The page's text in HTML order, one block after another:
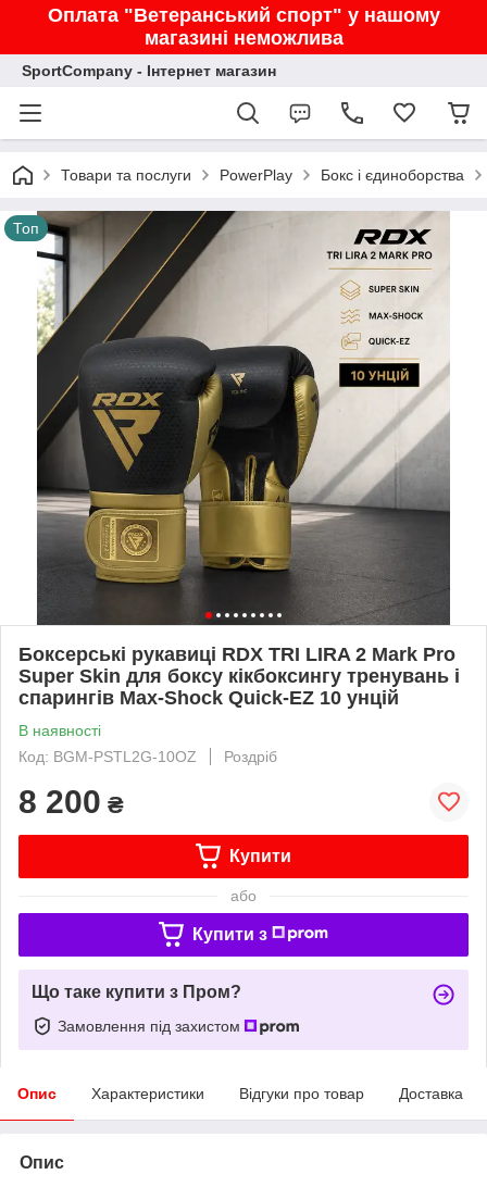
Оплата "Ветеранський спорт" у нашому
магазині неможлива
SportCompany - Інтернет магазин
Товари та послуги PowerPlay Бокс і єдиноборства
Топ
Боксерські рукавиці RDX TRI LIRA 2 Mark Pro
Super Skin для боксу кікбоксингу тренувань і
спарингів Max-Shock Quick-EZ 10 унцій
В наявності
Код: BGM-PSTL2G-10OZ
Роздріб
8 200 ₴
Купити
або
Купити з
Що таке купити з Пром?
Замовлення під захистом
Опис Характеристики Відгуки про товар Доставка
Опис